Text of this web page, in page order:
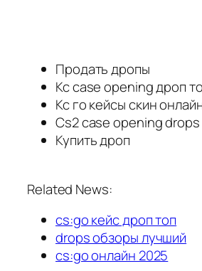
Продать дропы
Кс case opening дроп
Кс го кейсы скин
Cs2 case opening drops
Купить дроп
Related News:
cs:go кейс дроп топ
drops обзоры лучший
cs:go онлайн 2025